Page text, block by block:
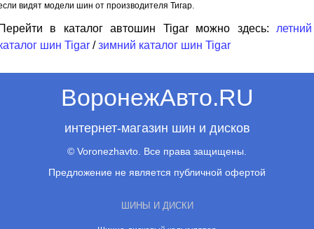
видят модели шин от производителя Тигар.
в каталог автошин Tigar можно здесь: летний
шин Tigar /зимний каталог шин Tigar
ВоронежАвто.RU
интернет-магазин шин и дисков
© Voronezhavto. Все права защищены.
Предложение не является публичной офертой
ШИНЫ И ДИСКИ